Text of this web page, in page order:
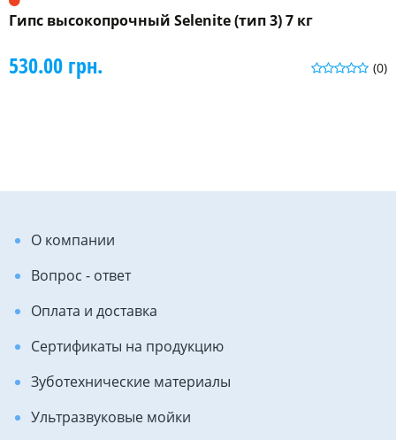
Гипс высокопрочный Selenite (тип 3) 7 кг
(0)
530.00 грн.
О компании
Вопрос - ответ
Оплата и доставка
Сертификаты на продукцию
Зуботехнические материалы
Ультразвуковые мойки